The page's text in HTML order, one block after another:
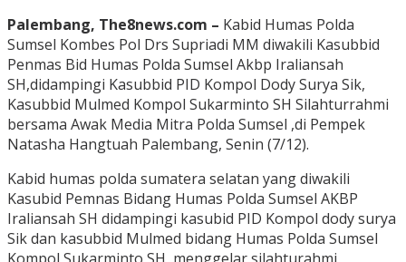
Palembang, The8news.com – Kabid Humas Polda
Sumsel Kombes Pol Drs Supriadi MM diwakili Kasubbid
Penmas Bid Humas Polda Sumsel Akbp Iraliansah
SH,didampingi Kasubbid PID Kompol Dody Surya Sik,
Kasubbid Mulmed Kompol Sukarminto SH Silahturrahmi
bersama Awak Media Mitra Polda Sumsel ,di Pempek
Natasha Hangtuah Palembang, Senin (7/12).
Kabid humas polda sumatera selatan yang diwakili
Kasubid Pemnas Bidang Humas Polda Sumsel AKBP
Iraliansah SH didampingi kasubid PID Kompol dody surya
Sik dan kasubbid Mulmed bidang Humas Polda Sumsel